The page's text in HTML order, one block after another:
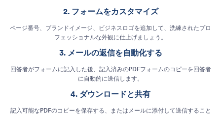
フォームをカスタマイズ
ページ番号、ブランドイメージ、ビジネスロゴを追加して、洗練されたプロ
フェッショナルな外観に仕上げましょう。
メールの返信を自動化する
回答者がフォームに記入した後、記入済みのPDFフォームのコピーを回答者
に自動的に送信します。
ダウンロードと共有
記入可能なPDFのコピーを保存する、またはメールに添付して送信すること